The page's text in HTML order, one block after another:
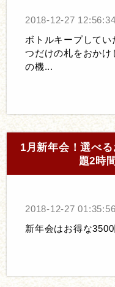
2018-12-27 12:56:34
ボトルキープしてい
つだけの札をおか
の機...
1月新年会！選べ
題2時
2018-12-27 01:35:56
新年会はお得な